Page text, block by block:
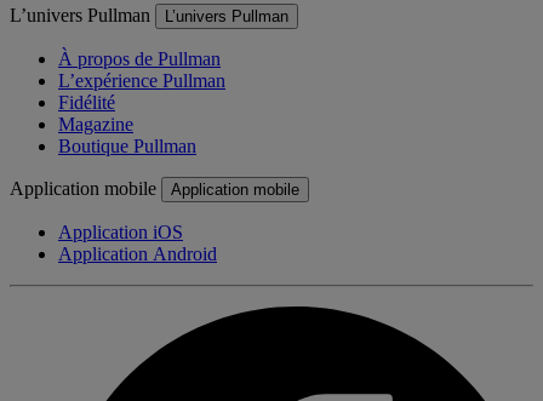
L’univers Pullman L’univers Pullman
À propos de Pullman
L’expérience Pullman
Fidélité
Magazine
Boutique Pullman
Application mobile Application mobile
Application iOS
Application Android